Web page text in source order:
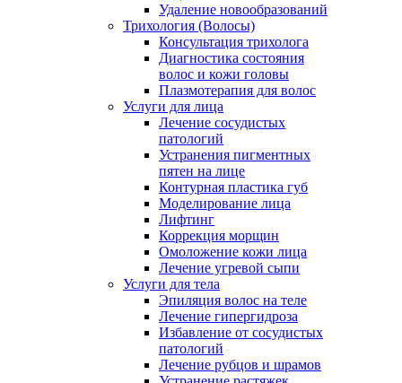
Удаление новообразований
Трихология (Волосы)
Консультация трихолога
Диагностика состояния
волос и кожи головы
Плазмотерапия для волос
Услуги для лица
Лечение сосудистых
патологий
Устранения пигментных
пятен на лице
Контурная пластика губ
Моделирование лица
Лифтинг
Коррекция морщин
Омоложение кожи лица
Лечение угревой сыпи
Услуги для тела
Эпиляция волос на теле
Лечение гипергидроза
Избавление от сосудистых
патологий
Лечение рубцов и шрамов